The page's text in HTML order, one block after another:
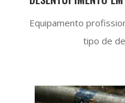
Equipamento
tipo de